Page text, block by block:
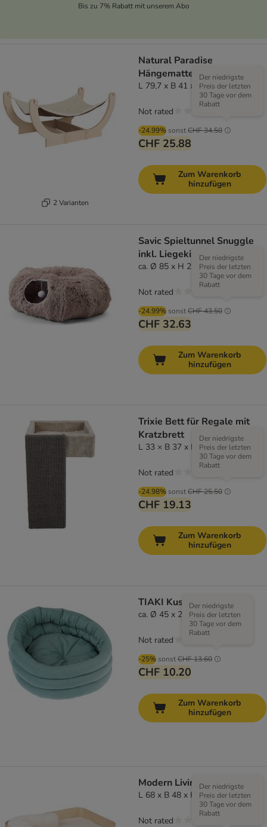
Bis zu 7% Rabatt mit unserem Abo
2 Varianten
Natural Paradise
Hängematte Iris
L 79,7 x B 41 x H 34,2 cm
-24.99% sonstCHF 34.50
Der niedrigste
Preis der letzten
30 Tage vor dem
Rabatt
CHF 25.88
Not rated
Zum Warenkorb
hinzufügen
Savic Spieltunnel Snuggle
inkl. Liegekissen
ca. Ø 85 x H 26 cm
-24.99% sonstCHF 43.50
Der niedrigste
Preis der letzten
30 Tage vor dem
Rabatt
CHF 32.63
Not rated
Zum Warenkorb
hinzufügen
Trixie Bett für Regale mit
Kratzbrett
L 33 × B 37 x H 48 cm
-24.98% sonstCHF 25.50
Der niedrigste
Preis der letzten
30 Tage vor dem
Rabatt
CHF 19.13
Not rated
Zum Warenkorb
hinzufügen
TIAKI Kuschelbett Poppy
ca. Ø 45 x 28 cm
-25% sonstCHF 13.60
Der niedrigste
Preis der letzten
30 Tage vor dem
Rabatt
CHF 10.20
Not rated
Zum Warenkorb
hinzufügen
Modern Living Bett Mora
L 68 x B 48 x H 14 cm
Der niedrigste
Preis der letzten
30 Tage vor dem
Rabatt
Not rated